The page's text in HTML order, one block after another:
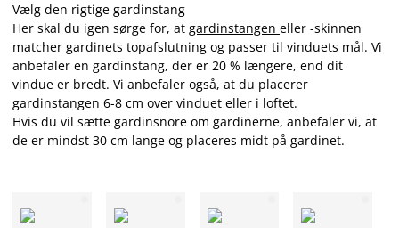
Vælg den rigtige gardinstang
Her skal du igen sørge for, at gardinstangen eller -skinnen
matcher gardinets topafslutning og passer til vinduets mål. Vi
anbefaler en gardinstang, der er 20 % længere, end dit
vindue er bredt. Vi anbefaler også, at du placerer
gardinstangen 6-8 cm over vinduet eller i loftet.
Hvis du vil sætte gardinsnore om gardinerne, anbefaler vi, at
de er mindst 30 cm lange og placeres midt på gardinet.